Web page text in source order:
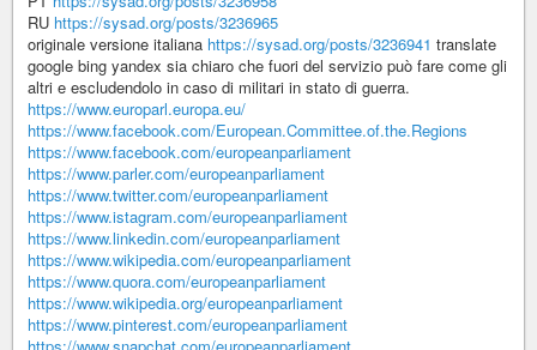
RU https://sysad.org/posts/3236965
originale versione italiana https://sysad.org/posts/3236941 translate
google bing yandex sia chiaro che fuori del servizio può fare come gli
altri e escludendolo in caso di militari in stato di guerra.
https://www.europarl.europa.eu/
https://www.facebook.com/European.Committee.of.the.Regions
https://www.facebook.com/europeanparliament
https://www.parler.com/europeanparliament
https://www.twitter.com/europeanparliament
https://www.istagram.com/europeanparliament
https://www.linkedin.com/europeanparliament
https://www.wikipedia.com/europeanparliament
https://www.quora.com/europeanparliament
https://www.wikipedia.org/europeanparliament
https://www.pinterest.com/europeanparliament
https://www.snapchat.com/europeanparliament